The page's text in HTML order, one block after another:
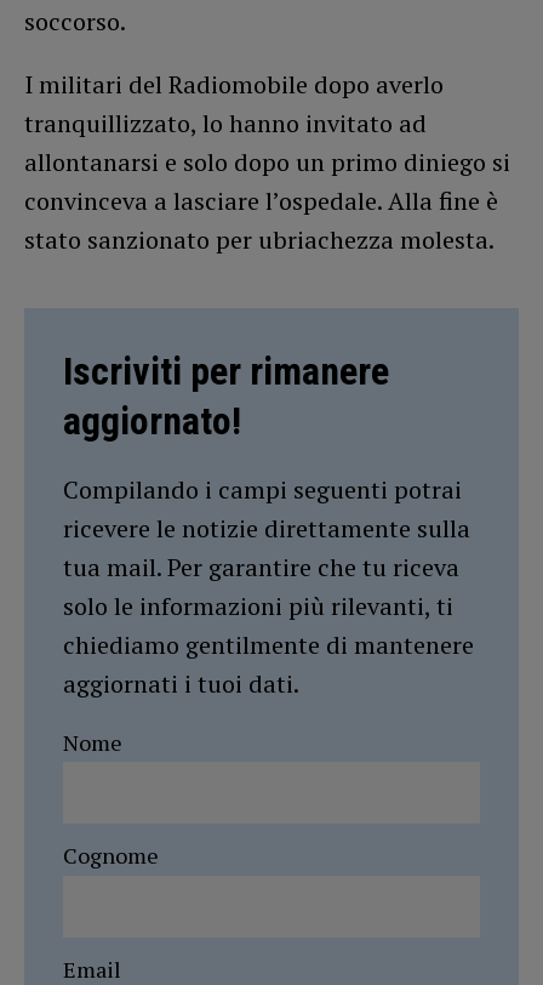
soccorso.
I militari del Radiomobile dopo averlo
tranquillizzato, lo hanno invitato ad
allontanarsi e solo dopo un primo diniego si
convinceva a lasciare l’ospedale. Alla fine è
stato sanzionato per ubriachezza molesta.
Iscriviti per rimanere
aggiornato!
Compilando i campi seguenti potrai
ricevere le notizie direttamente sulla
tua mail. Per garantire che tu riceva
solo le informazioni più rilevanti, ti
chiediamo gentilmente di mantenere
aggiornati i tuoi dati.
Nome
Cognome
Email